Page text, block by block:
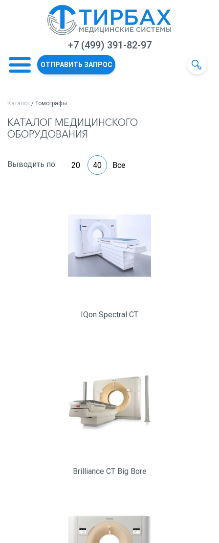
+7 (499) 391-82-97
ОТПРАВИТЬ ЗАПРОС
Каталог / Томографы
КАТАЛОГ МЕДИЦИНСКОГО
ОБОРУДОВАНИЯ
Выводить по: 20 40 Все
IQon Spectral CT
Brilliance CT Big Bore